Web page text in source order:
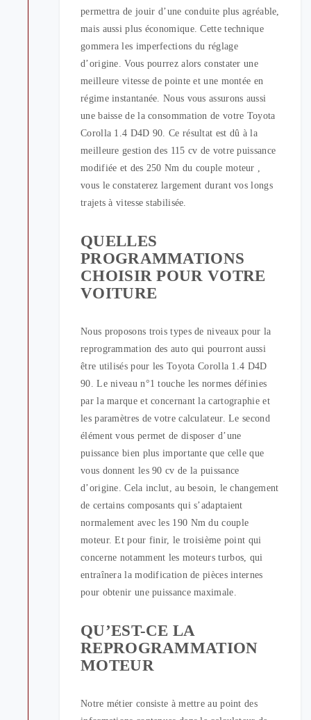
permettra de jouir d’une conduite plus agréable,
mais aussi plus économique. Cette technique
gommera les imperfections du réglage
d’origine. Vous pourrez alors constater une
meilleure vitesse de pointe et une montée en
régime instantanée. Nous vous assurons aussi
une baisse de la consommation de votre Toyota
Corolla 1.4 D4D 90. Ce résultat est dû à la
meilleure gestion des 115 cv de votre puissance
modifiée et des 250 Nm du couple moteur ,
vous le constaterez largement durant vos longs
trajets à vitesse stabilisée.
QUELLES
PROGRAMMATIONS
CHOISIR POUR VOTRE
VOITURE
Nous proposons trois types de niveaux pour la
reprogrammation des auto qui pourront aussi
être utilisés pour les Toyota Corolla 1.4 D4D
90. Le niveau n°1 touche les normes définies
par la marque et concernant la cartographie et
les paramètres de votre calculateur. Le second
élément vous permet de disposer d’une
puissance bien plus importante que celle que
vous donnent les 90 cv de la puissance
d’origine. Cela inclut, au besoin, le changement
de certains composants qui s’adaptaient
normalement avec les 190 Nm du couple
moteur. Et pour finir, le troisième point qui
concerne notamment les moteurs turbos, qui
entraînera la modification de pièces internes
pour obtenir une puissance maximale.
QU’EST-CE LA
REPROGRAMMATION
MOTEUR
Notre métier consiste à mettre au point des